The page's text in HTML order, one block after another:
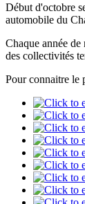
Début d'octobre
automobile du
Chaque année
des collectivités
Pour connaitre le